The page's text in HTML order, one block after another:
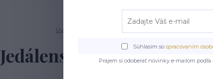
Úvod
Jedálenský stôl Rion
Súhlasím so spracovaním
Prajem si odoberať novinky e-mailom podľa